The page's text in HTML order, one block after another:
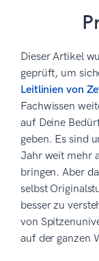
Dieser Artikel
geprüft, um
Leitlinien von
Fachwissen
auf Deine
geben. Es sind
Jahr weit mehr
bringen. Aber
selbst
besser zu
von
auf der ganzen